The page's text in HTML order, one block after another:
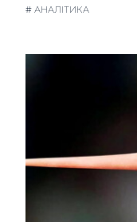
# АНАЛІТИКА